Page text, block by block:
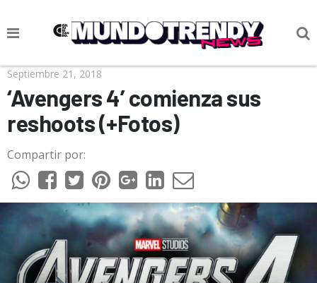
NOTICIAS
CULTURA POP
CIENCIA Y TECNOLOGÍA
VIDA
SOCIEDAD
CULTURIZANDO.COM
Septiembre 21, 2018
‘Avengers 4’ comienza sus
reshoots (+Fotos)
Compartir por: